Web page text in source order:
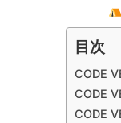
目次
CODE
CODE
CODE